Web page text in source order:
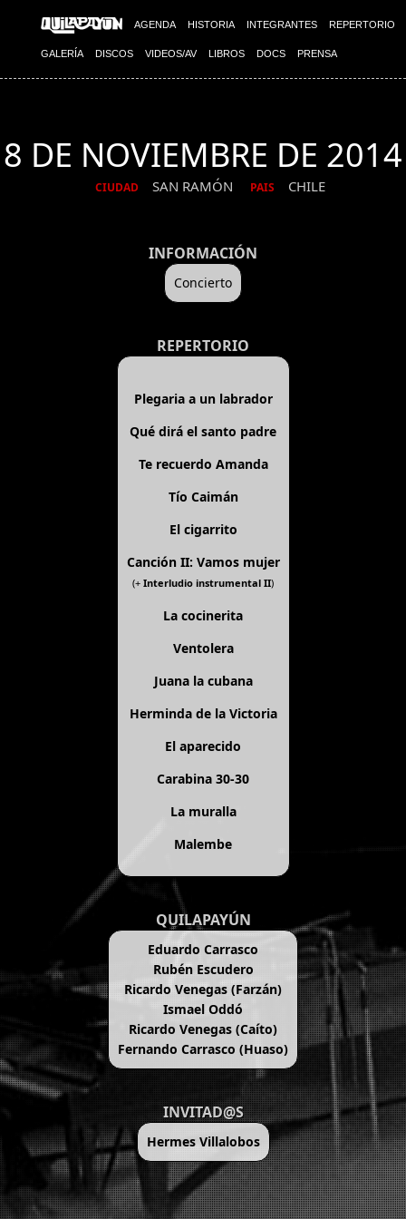
AGENDA HISTORIA INTEGRANTES REPERTORIO
GALERÍA DISCOS VIDEOS/AV LIBROS DOCS PRENSA
8 DE NOVIEMBRE DE 2014
CIUDAD SAN RAMÓN PAIS CHILE
INFORMACIÓN
Concierto
REPERTORIO
Plegaria a un labrador
Qué dirá el santo padre
Te recuerdo Amanda
Tío Caimán
El cigarrito
Canción II: Vamos mujer
(+ Interludio instrumental II)
La cocinerita
Ventolera
Juana la cubana
Herminda de la Victoria
El aparecido
Carabina 30-30
La muralla
Malembe
QUILAPAYÚN
Eduardo Carrasco
Rubén Escudero
Ricardo Venegas (Farzán)
Ismael Oddó
Ricardo Venegas (Caíto)
Fernando Carrasco (Huaso)
INVITAD@S
Hermes Villalobos